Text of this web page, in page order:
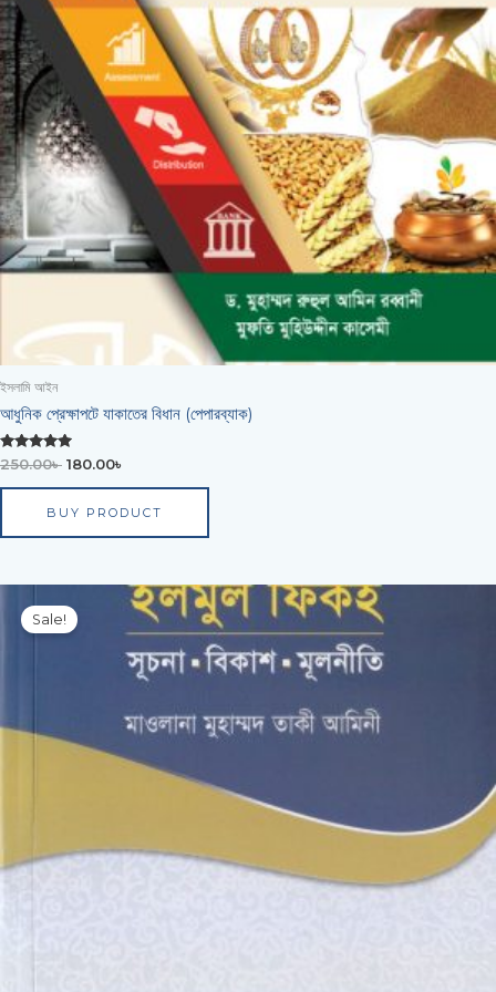
ইসলামি আইন
আধুনিক প্রেক্ষাপটে যাকাতের বিধান (পেপারব্যাক)
Rated
out of 5
250.00৳ 180.00৳
BUY PRODUCT
Sale!
Original
price
was:
350.00৳ .
Current
price
is:
245.00৳ .